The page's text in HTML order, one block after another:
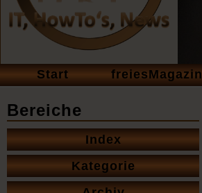
Navigation
überspringen
Start freiesMagazin
Bereiche
Navigation
überspringen
Index
Kategorie